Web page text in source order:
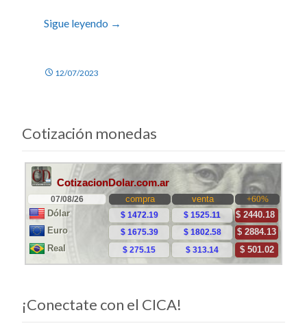
Sigue leyendo →
12/07/2023
Cotización monedas
¡Conectate con el CICA!